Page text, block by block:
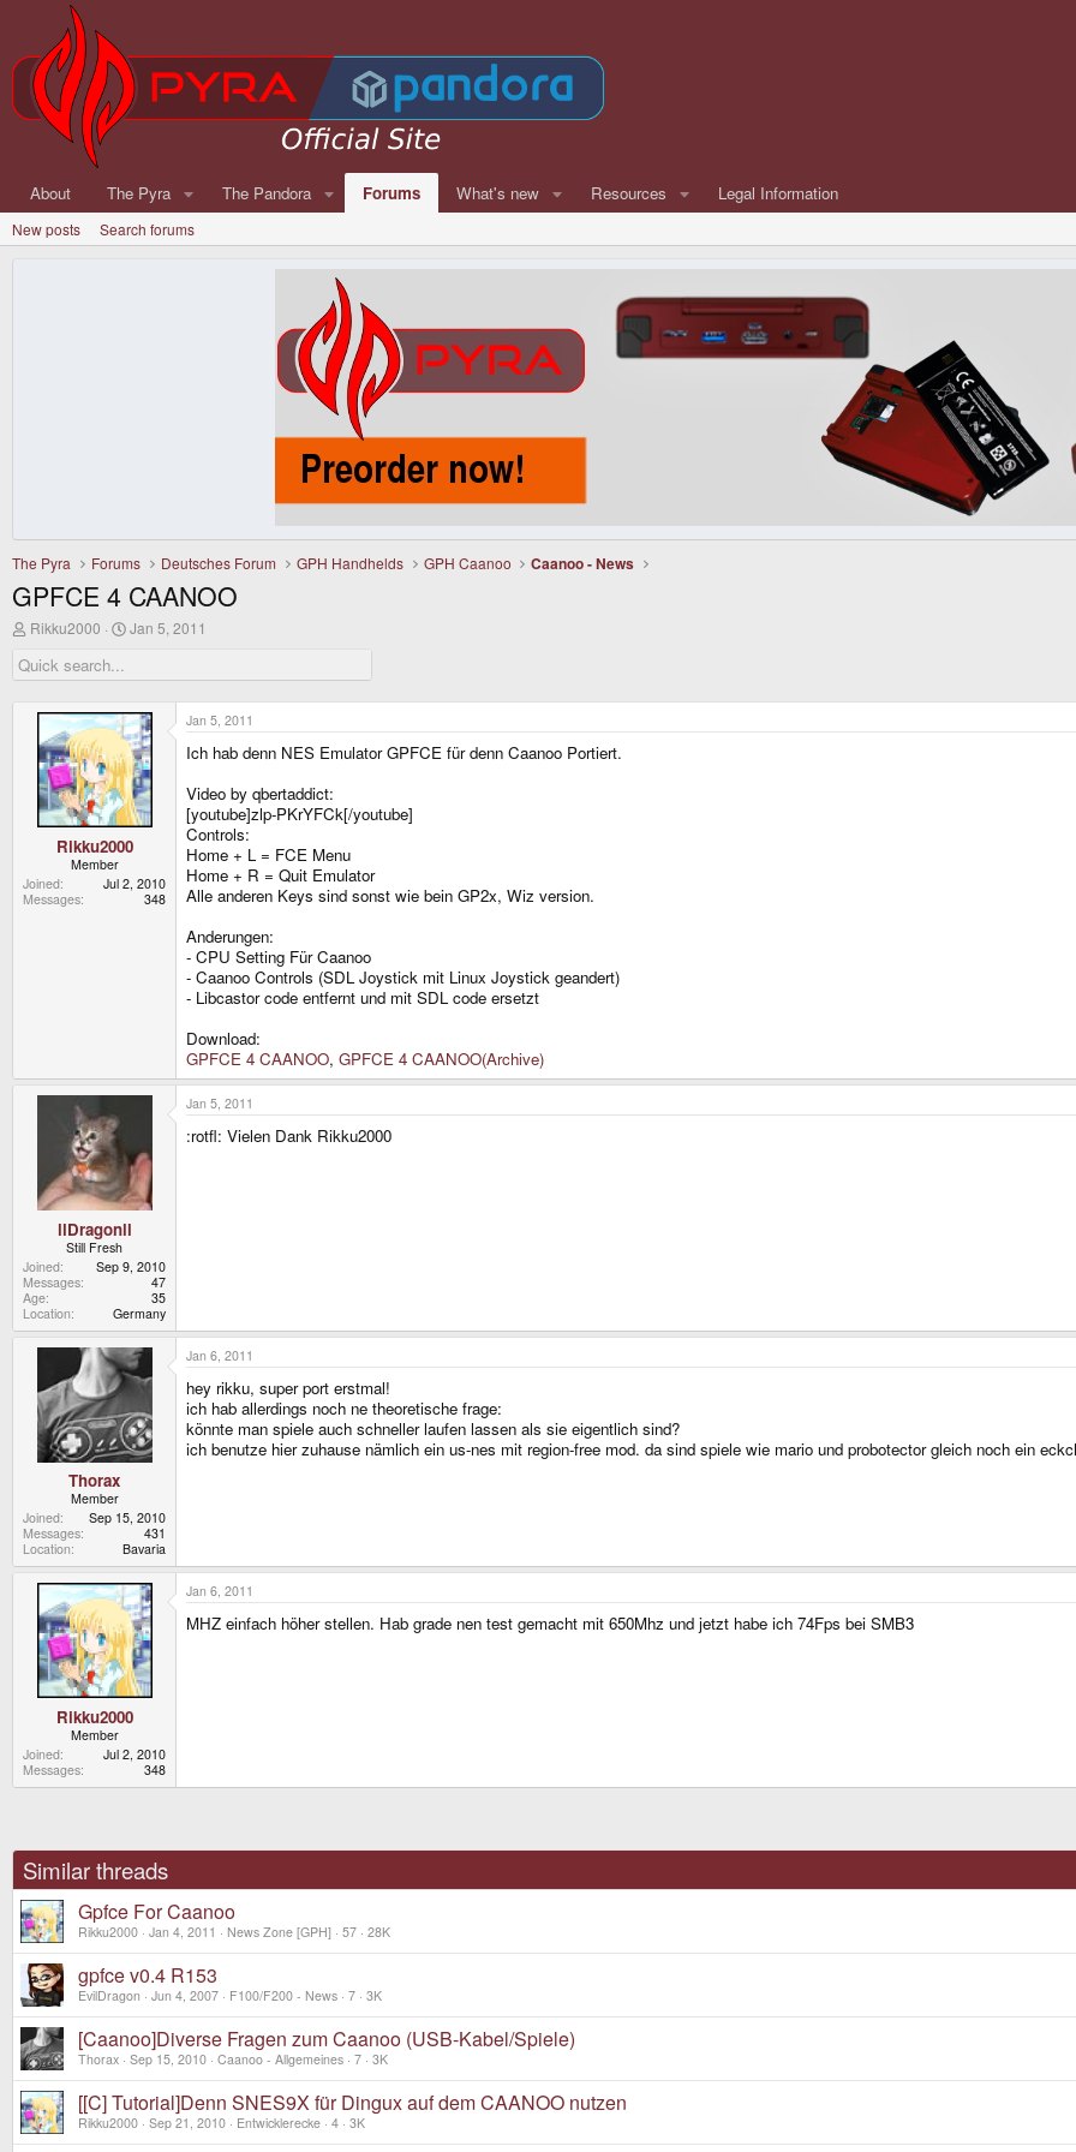
About The Pyra The Pandora Forums What's new Resources Legal Information
New posts Search forums
The Pyra Forums Deutsches Forum GPH Handhelds GPH Caanoo Caanoo - News
GPFCE 4 CAANOO
T
r
e
Rikku2000
S
r
d
a
t
e
Jan 5, 2011
Rikku2000
Member
Joined
Jul 2, 2010
Messages
348
Jan 5, 2011
Ich hab denn NES Emulator GPFCE für denn Caanoo Portiert.
Video by qbertaddict:
[youtube]zlp-PKrYFCk[/youtube]
Controls:
Home + L = FCE Menu
Home + R = Quit Emulator
Alle anderen Keys sind sonst wie bein GP2x, Wiz version.
Anderungen:
- CPU Setting Für Caanoo
- Caanoo Controls (SDL Joystick mit Linux Joystick geandert)
- Libcastor code entfernt und mit SDL code ersetzt
Download:
GPFCE 4 CAANOO, GPFCE 4 CAANOO(Archive)
llDragonll
Still Fresh
Joined
Sep 9, 2010
Messages
47
Age
35
Location
Germany
Jan 5, 2011
:rotfl: Vielen Dank Rikku2000
Thorax
Member
Joined
Sep 15, 2010
Messages
431
Location
Bavaria
Jan 6, 2011
hey rikku, super port erstmal!
ich hab allerdings noch ne theoretische frage:
könnte man spiele auch schneller laufen lassen als sie eigentlich sind?
ich benutze hier zuhause nämlich ein us-nes mit region-free mod. da sind spiele wie mario und probotector gleich noch ein
Rikku2000
Member
Joined
Jul 2, 2010
Messages
348
Jan 6, 2011
MHZ einfach höher stellen. Hab grade nen test gemacht mit 650Mhz und jetzt habe ich 74Fps bei SMB3
Similar threads
Gpfce For Caanoo
Rikku2000 Jan 4, 2011 News Zone [GPH] 57 28K
gpfce v0.4 R153
EvilDragon Jun 4, 2007 F100/F200 - News 7 3K
[Caanoo]Diverse Fragen zum Caanoo (USB-Kabel/Spiele)
Thorax Sep 15, 2010 Caanoo - Allgemeines 7 3K
[[C] Tutorial]Denn SNES9X für Dingux auf dem CAANOO nutzen
Rikku2000 Sep 21, 2010 Entwicklerecke 4 3K